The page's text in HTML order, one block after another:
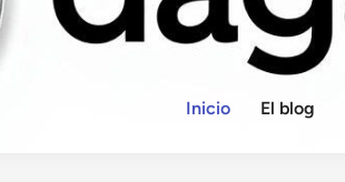
Inicio El blog